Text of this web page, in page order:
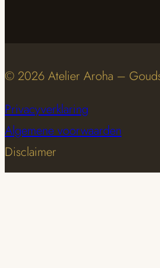
© 2026 Atelier Aroha –
Privacyverklaring
Algemene voorwaarden
Disclaimer